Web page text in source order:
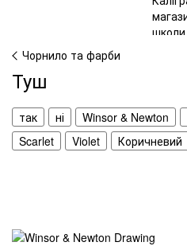
Чорнило та фарби
Туш
так ні Winsor & Newton
Scarlet
Violet Коричневий